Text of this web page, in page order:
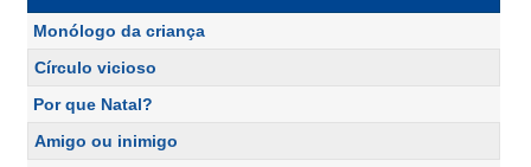
Monólogo da criança
Círculo vicioso
Por que Natal?
Amigo ou inimigo